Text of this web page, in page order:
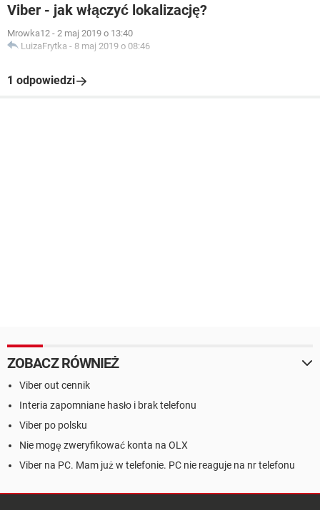
Viber - jak włączyć lokalizację?
Mrowka12 - 2 maj 2019 o 13:40
LuizaFrytka - 8 maj 2019 o 08:46
1 odpowiedzi
ZOBACZ RÓWNIEŻ
Viber out cennik
Interia zapomniane hasło i brak telefonu
Viber po polsku
Nie mogę zweryfikować konta na OLX
Viber na PC. Mam już w telefonie. PC nie reaguje na nr telefonu